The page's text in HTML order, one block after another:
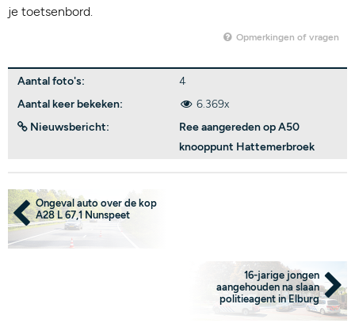
je toetsenbord.
Opmerkingen of vragen
Aantal foto's:
4
Aantal keer bekeken:
6.369x
Nieuwsbericht:
Ree aangereden op A50
knooppunt Hattemerbroek
Ongeval auto over de kop
A28 L 67,1 Nunspeet
16-jarige jongen
aangehouden na slaan
politieagent in Elburg